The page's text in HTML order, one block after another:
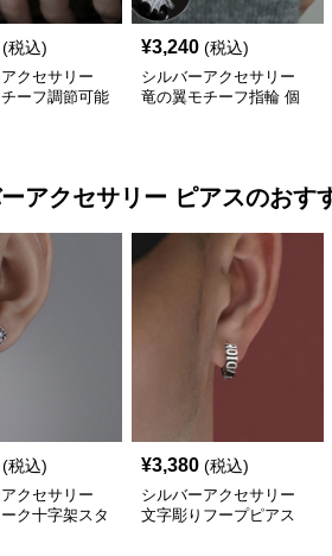
(税込)
クセサリー
ーフ調節可能
¥3,240 (税込)
シルバーアクセサリー
竜の翼モチーフ指輪 個
アクセサリー ピアスのおす
(税込)
クセサリー
ク十字架スタ
¥3,380 (税込)
シルバーアクセサリー
文字彫りフープピアス